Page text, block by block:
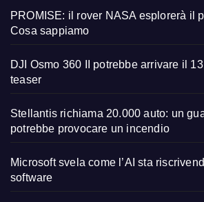
PROMISE: il rover NASA esplorerà il
Cosa sappiamo
DJI Osmo 360 II potrebbe arrivare il
teaser
Stellantis richiama 20.000 auto: un
potrebbe provocare un incendio
Microsoft svela come l’AI sta
software